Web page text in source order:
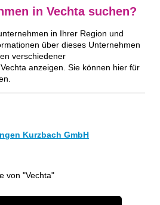
in Vechta suchen?
in Ihrer Region und
über dieses Unternehmen
verschiedener
anzeigen. Sie können hier für
Kurzbach GmbH
von "Vechta"